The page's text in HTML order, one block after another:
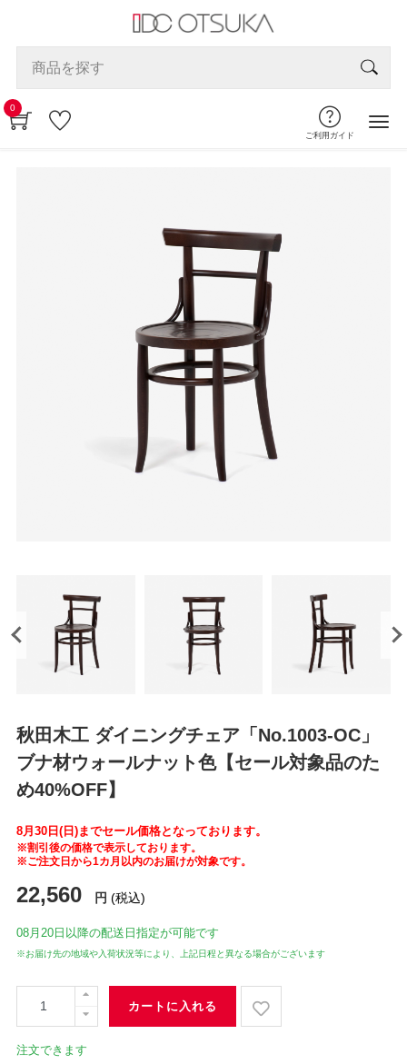
0
ご利用ガイド
秋田木工 ダイニングチェア「No.1003-OC」
ブナ材ウォールナット色【セール対象品のた
め40%OFF】
8月30日(日)までセール価格となっております。
※割引後の価格で表示しております。
※ご注文日から1カ月以内のお届けが対象です。
22,560 円 (税込)
08月20日 以降の配送日指定が可能です
※お届け先の地域や入荷状況等により、上記日程と異なる場合がございます
カートに入れる
注文できます